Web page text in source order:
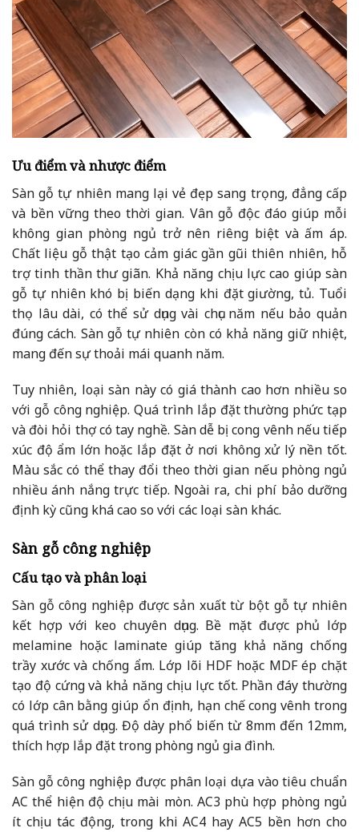
Ưu điểm và nhược điểm
Sàn gỗ tự nhiên mang lại vẻ đẹp sang trọng, đẳng cấp
và bền vững theo thời gian. Vân gỗ độc đáo giúp mỗi
không gian phòng ngủ trở nên riêng biệt và ấm áp.
Chất liệu gỗ thật tạo cảm giác gần gũi thiên nhiên, hỗ
trợ tinh thần thư giãn. Khả năng chịu lực cao giúp sàn
gỗ tự nhiên khó bị biến dạng khi đặt giường, tủ. Tuổi
thọ lâu dài, có thể sử dụng vài chục năm nếu bảo quản
đúng cách. Sàn gỗ tự nhiên còn có khả năng giữ nhiệt,
mang đến sự thoải mái quanh năm.
Tuy nhiên, loại sàn này có giá thành cao hơn nhiều so
với gỗ công nghiệp. Quá trình lắp đặt thường phức tạp
và đòi hỏi thợ có tay nghề. Sàn dễ bị cong vênh nếu tiếp
xúc độ ẩm lớn hoặc lắp đặt ở nơi không xử lý nền tốt.
Màu sắc có thể thay đổi theo thời gian nếu phòng ngủ
nhiều ánh nắng trực tiếp. Ngoài ra, chi phí bảo dưỡng
định kỳ cũng khá cao so với các loại sàn khác.
Sàn gỗ công nghiệp
Cấu tạo và phân loại
Sàn gỗ công nghiệp được sản xuất từ bột gỗ tự nhiên
kết hợp với keo chuyên dụng. Bề mặt được phủ lớp
melamine hoặc laminate giúp tăng khả năng chống
trầy xước và chống ẩm. Lớp lõi HDF hoặc MDF ép chặt
tạo độ cứng và khả năng chịu lực tốt. Phần đáy thường
có lớp cân bằng giúp ổn định, hạn chế cong vênh trong
quá trình sử dụng. Độ dày phổ biến từ 8mm đến 12mm,
thích hợp lắp đặt trong phòng ngủ gia đình.
Sàn gỗ công nghiệp được phân loại dựa vào tiêu chuẩn
AC thể hiện độ chịu mài mòn. AC3 phù hợp phòng ngủ
ít chịu tác động, trong khi AC4 hay AC5 bền hơn cho